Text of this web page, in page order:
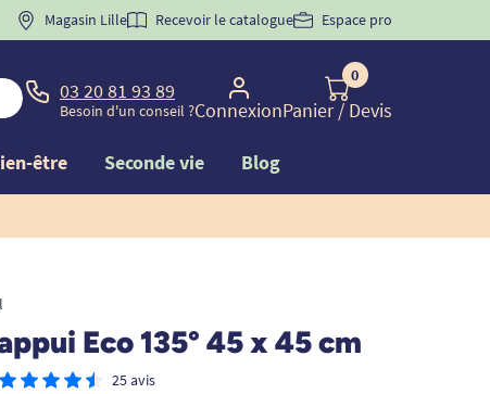
BIENVENUE" pourla 1ère commande d'incontinence
Magasin Lille Recevoir le catalogue Espace pro
03 20 81 93 89
Besoin d'un conseil ?Connexion
0
Panier/ Devis
être Seconde vie Blog
Eco 135° 45 x 45 cm
25 avis